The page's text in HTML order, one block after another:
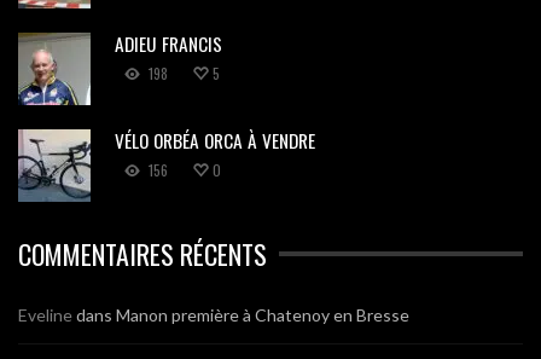
ADIEU FRANCIS
198 5
VÉLO ORBÉA ORCA À VENDRE
156 0
COMMENTAIRES RÉCENTS
Evelinedans Manon première à Chatenoy en Bresse